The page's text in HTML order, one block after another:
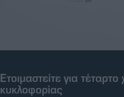
Ετοιμαστείτε για
κυκλοφορίας